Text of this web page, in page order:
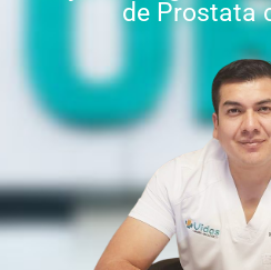
de Prostata